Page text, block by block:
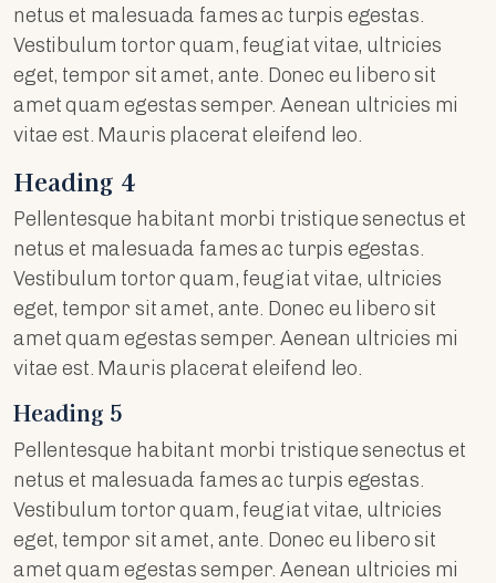
netus et malesuada fames ac turpis egestas.
Vestibulum tortor quam, feugiat vitae, ultricies
eget, tempor sit amet, ante. Donec eu libero sit
amet quam egestas semper. Aenean ultricies mi
vitae est. Mauris placerat eleifend leo.
Heading 4
Pellentesque habitant morbi tristique senectus et
netus et malesuada fames ac turpis egestas.
Vestibulum tortor quam, feugiat vitae, ultricies
eget, tempor sit amet, ante. Donec eu libero sit
amet quam egestas semper. Aenean ultricies mi
vitae est. Mauris placerat eleifend leo.
Heading 5
Pellentesque habitant morbi tristique senectus et
netus et malesuada fames ac turpis egestas.
Vestibulum tortor quam, feugiat vitae, ultricies
eget, tempor sit amet, ante. Donec eu libero sit
amet quam egestas semper. Aenean ultricies mi